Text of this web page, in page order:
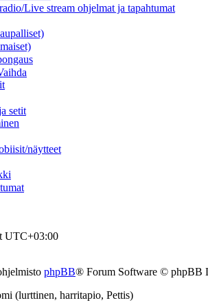
Live stream ohjelmat ja tapahtumat
setit
näytteet
UTC+03:00
phpBB® Forum Software © phpBB
(lurttinen, harritapio, Pettis)